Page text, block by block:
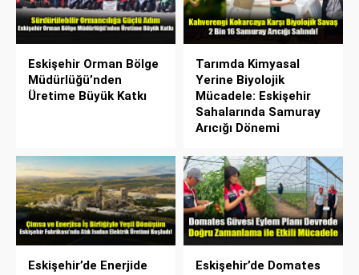
Eskişehir Orman Bölge
Müdürlüğü’nden
Üretime Büyük Katkı
Tarımda Kimyasal
Yerine Biyolojik
Mücadele: Eskişehir
Sahalarında Samuray
Arıcığı Dönemi
Eskişehir’de Enerjide
Eskişehir’de Domates